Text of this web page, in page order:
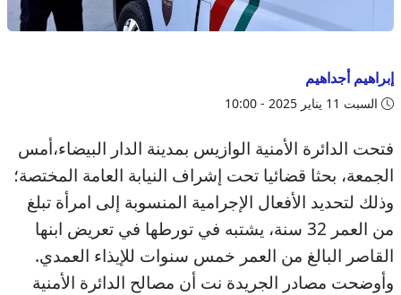
إبراهيم أجداهيم
السبت 11 يناير 2025 - 10:00
فتحت الدائرة الأمنية الوازيس بمدينة الدار البيضاء،أمس
الجمعة، بحثا قضائيا تحت إشراف النيابة العامة المختصة؛
وذلك لتحديد الأفعال الإجرامية المنسوبة إلى امرأة تبلغ
من العمر 32 سنة، يشتبه في تورطها في تعريض ابنها
القاصر البالغ من العمر خمس سنوات للإيذاء العمدي.
وأوضحت مصادر الجريدة نت أن مصالح الدائرة الأمنية